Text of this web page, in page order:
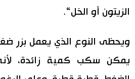
الزيتون أو الخل“.
ويحظى النوع الذي يعمل بزر
يمكن سكب كمية زائدة،